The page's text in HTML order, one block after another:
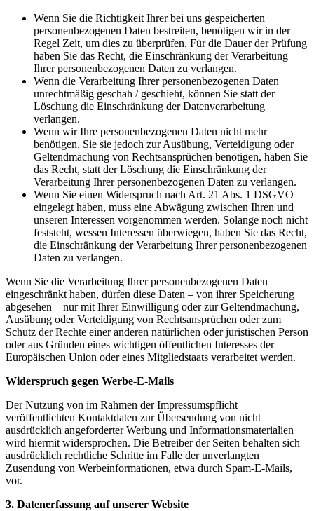
Wenn Sie die Richtigkeit Ihrer bei uns gespeicherten
personenbezogenen Daten bestreiten, benötigen wir in der
Regel Zeit, um dies zu überprüfen. Für die Dauer der Prüfung
haben Sie das Recht, die Einschränkung der Verarbeitung
Ihrer personenbezogenen Daten zu verlangen.
Wenn die Verarbeitung Ihrer personenbezogenen Daten
unrechtmäßig geschah / geschieht, können Sie statt der
Löschung die Einschränkung der Datenverarbeitung
verlangen.
Wenn wir Ihre personenbezogenen Daten nicht mehr
benötigen, Sie sie jedoch zur Ausübung, Verteidigung oder
Geltendmachung von Rechtsansprüchen benötigen, haben Sie
das Recht, statt der Löschung die Einschränkung der
Verarbeitung Ihrer personenbezogenen Daten zu verlangen.
Wenn Sie einen Widerspruch nach Art. 21 Abs. 1 DSGVO
eingelegt haben, muss eine Abwägung zwischen Ihren und
unseren Interessen vorgenommen werden. Solange noch nicht
feststeht, wessen Interessen überwiegen, haben Sie das Recht,
die Einschränkung der Verarbeitung Ihrer personenbezogenen
Daten zu verlangen.
Wenn Sie die Verarbeitung Ihrer personenbezogenen Daten
eingeschränkt haben, dürfen diese Daten – von ihrer Speicherung
abgesehen – nur mit Ihrer Einwilligung oder zur Geltendmachung,
Ausübung oder Verteidigung von Rechtsansprüchen oder zum
Schutz der Rechte einer anderen natürlichen oder juristischen Person
oder aus Gründen eines wichtigen öffentlichen Interesses der
Europäischen Union oder eines Mitgliedstaats verarbeitet werden.
Widerspruch gegen Werbe-E-Mails
Der Nutzung von im Rahmen der Impressumspflicht
veröffentlichten Kontaktdaten zur Übersendung von nicht
ausdrücklich angeforderter Werbung und Informationsmaterialien
wird hiermit widersprochen. Die Betreiber der Seiten behalten sich
ausdrücklich rechtliche Schritte im Falle der unverlangten
Zusendung von Werbeinformationen, etwa durch Spam-E-Mails,
vor.
3. Datenerfassung auf unserer Website